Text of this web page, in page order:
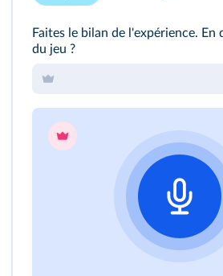
Faites le bilan de l'expérience. En
du jeu ?